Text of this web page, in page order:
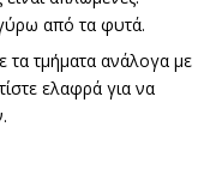
από τα φυτά.
τα τμήματα ανάλογα με
ελαφρά για να